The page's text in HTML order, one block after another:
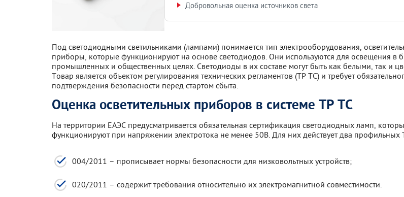
Добровольная оценка источников света
Под светодиодными светильниками (лампами) понимается тип электрооборудования,
приборы, которые функционируют на основе светодиодов. Они используются для освещения в
промышленных и общественных целях. Светодиоды в их составе могут быть как белыми, так и
Товар является объектом регулирования технических регламентов (ТР ТС) и требует
подтверждения безопасности перед стартом сбыта.
Оценка осветительных приборов в системе ТР ТС
На территории ЕАЭС предусматривается обязательная сертификация светодиодных ламп,
функционируют при напряжении электротока не менее 50В. Для них действует два профильных
004/2011 – прописывает нормы безопасности для низковольтных устройств;
020/2011 – содержит требования относительно их электромагнитной совместимости.